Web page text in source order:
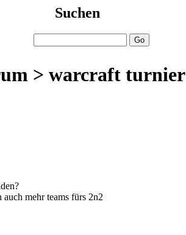
Suchen
> warcraft turnier
mehr teams fürs 2n2